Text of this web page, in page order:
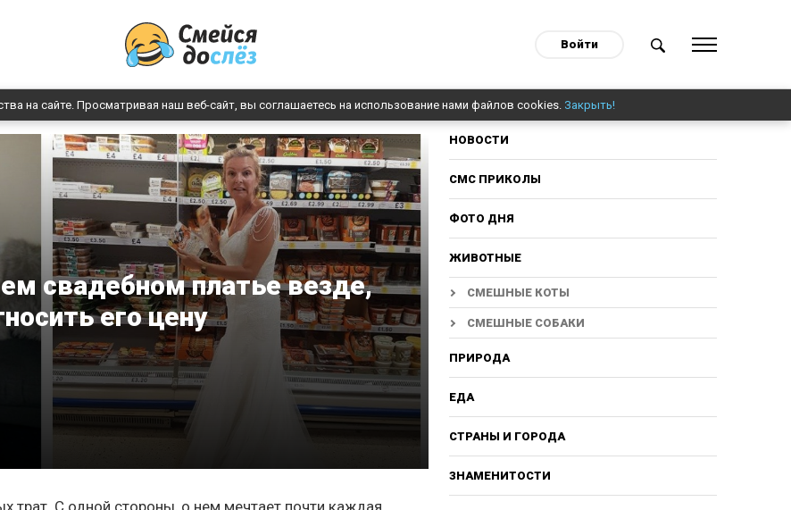
Войти
на сайте. Просматривая наш веб-сайт, вы соглашаетесь на использование нами файлов cookies. Закрыть!
свадебном платье везде,
его цену
трат. С одной стороны, о нем мечтает почти каждая
НОВОСТИ
СМС ПРИКОЛЫ
ФОТО ДНЯ
ЖИВОТНЫЕ
СМЕШНЫЕ КОТЫ
СМЕШНЫЕ СОБАКИ
ПРИРОДА
ЕДА
СТРАНЫ И ГОРОДА
ЗНАМЕНИТОСТИ